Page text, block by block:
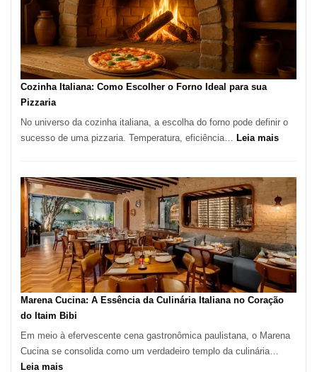
Lugar
Comer?
Este
Portal
Isso
Cozinha Italiana: Como Escolher o Forno Ideal para sua
Pizzaria
No universo da cozinha italiana, a escolha do forno pode definir o
sucesso de uma pizzaria. Temperatura, eficiência… Leia mais:
Como
Escolher
o
Forno
Ideal
para
sua
Pizzaria
Marena Cucina: A Essência da Culinária Italiana no Coração
do Itaim Bibi
Em meio à efervescente cena gastronômica paulistana, o Marena
Cucina se consolida como um verdadeiro templo da culinária…
Leia mais: